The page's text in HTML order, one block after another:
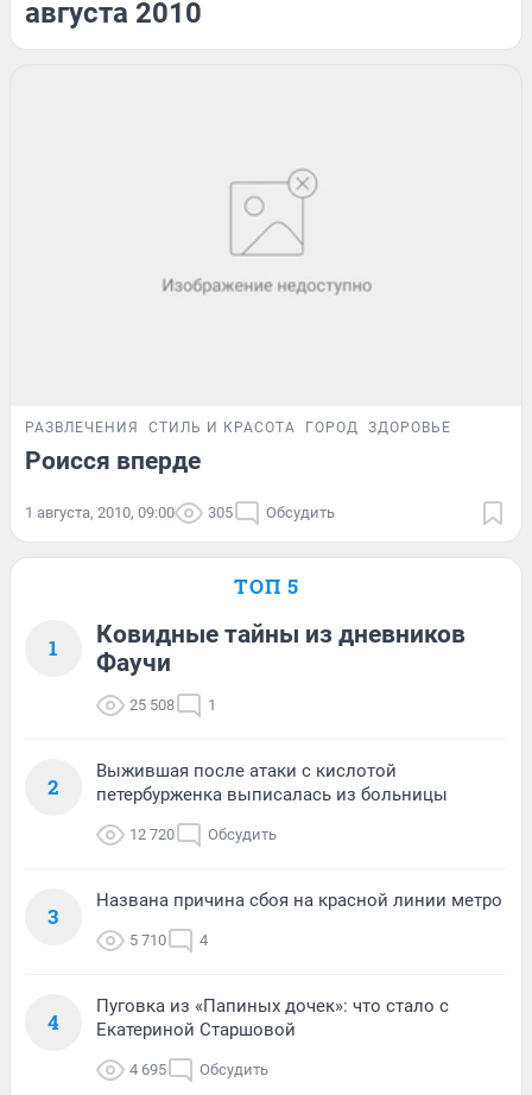
августа 2010
РАЗВЛЕЧЕНИЯ СТИЛЬ И КРАСОТА ГОРОД ЗДОРОВЬЕ
Роисся вперде
1 августа, 2010, 09:00 305 Обсудить
ТОП 5
1
Ковидные тайны из дневников
Фаучи
25 508 1
2
Выжившая после атаки с кислотой
петербурженка выписалась из больницы
12 720 Обсудить
3
Названа причина сбоя на красной линии метро
5 710 4
4
Пуговка из «Папиных дочек»: что стало с
Екатериной Старшовой
4 695 Обсудить